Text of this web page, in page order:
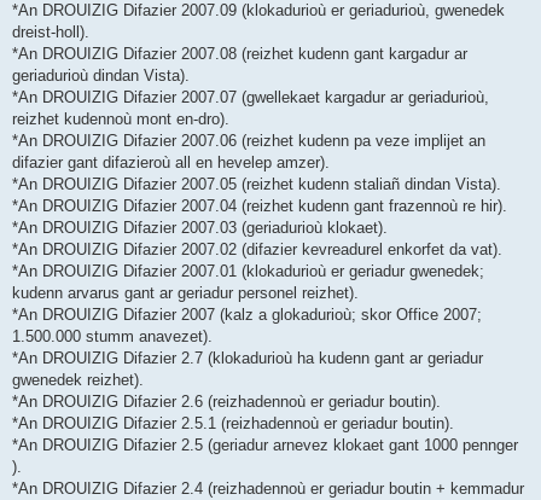
*An DROUIZIG Difazier 2007.09 (klokadurioù er geriadurioù, gwenedek
dreist-holl).
*An DROUIZIG Difazier 2007.08 (reizhet kudenn gant kargadur ar
geriadurioù dindan Vista).
*An DROUIZIG Difazier 2007.07 (gwellekaet kargadur ar geriadurioù,
reizhet kudennoù mont en-dro).
*An DROUIZIG Difazier 2007.06 (reizhet kudenn pa veze implijet an
difazier gant difazieroù all en hevelep amzer).
*An DROUIZIG Difazier 2007.05 (reizhet kudenn staliañ dindan Vista).
*An DROUIZIG Difazier 2007.04 (reizhet kudenn gant frazennoù re hir).
*An DROUIZIG Difazier 2007.03 (geriadurioù klokaet).
*An DROUIZIG Difazier 2007.02 (difazier kevreadurel enkorfet da vat).
*An DROUIZIG Difazier 2007.01 (klokadurioù er geriadur gwenedek;
kudenn arvarus gant ar geriadur personel reizhet).
*An DROUIZIG Difazier 2007 (kalz a glokadurioù; skor Office 2007;
1.500.000 stumm anavezet).
*An DROUIZIG Difazier 2.7 (klokadurioù ha kudenn gant ar geriadur
gwenedek reizhet).
*An DROUIZIG Difazier 2.6 (reizhadennoù er geriadur boutin).
*An DROUIZIG Difazier 2.5.1 (reizhadennoù er geriadur boutin).
*An DROUIZIG Difazier 2.5 (geriadur arnevez klokaet gant 1000 pennger
).
*An DROUIZIG Difazier 2.4 (reizhadennoù er geriadur boutin + kemmadur